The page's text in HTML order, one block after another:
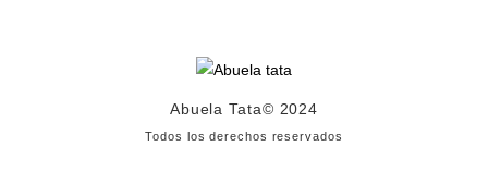
Abuela Tata© 2024
Todos los derechos reservados